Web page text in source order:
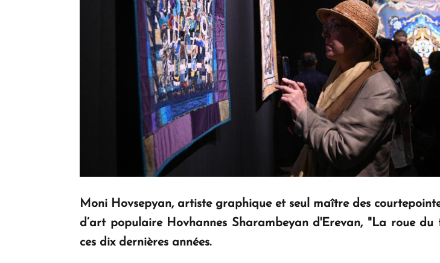
Moni Hovsepyan, artiste graphique et seul maître des
d’art populaire Hovhannes Sharambeyan d'Erevan, "La roue du
ces dix dernières années.